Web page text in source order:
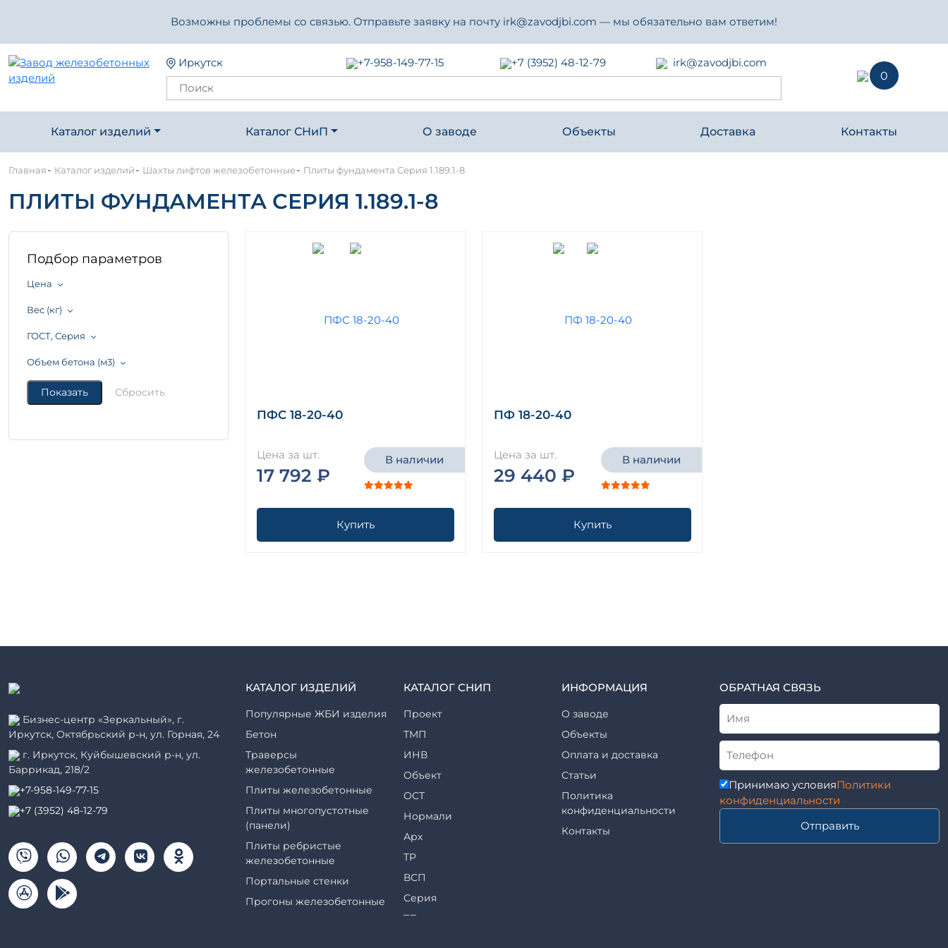
Возможны проблемы со связью. Отправьте заявку на почту irk@zavodjbi.com — мы обязательно вам ответим!
Иркутск +7-958-149-77-15 +7 (3952) 48-12-79
irk@zavodjbi.com
0
Каталог изделий Каталог СНиП О заводе Объекты Доставка Контакты
Главная- Каталог изделий- Шахты лифтов железобетонные- Плиты фундамента Серия 1.189.1-8
ПЛИТЫ ФУНДАМЕНТА СЕРИЯ 1.189.1-8
Подбор параметров
Цена
Вес (кг)
ГОСТ, Серия
Объем бетона (м3)
ПФС 18-20-40
Цена за шт.
17 792 ₽
В наличии
Купить
ПФ 18-20-40
Цена за шт.
29 440 ₽
В наличии
Купить
Бизнес-центр «Зеркальный», г.
Иркутск, Октябрьский р-н, ул. Горная, 24
г. Иркутск, Куйбышевский р-н, ул.
Баррикад, 218/2
+7-958-149-77-15
+7 (3952) 48-12-79
КАТАЛОГ ИЗДЕЛИЙ
Популярные ЖБИ изделия
Бетон
Траверсы
железобетонные
Плиты железобетонные
Плиты многопустотные
(панели)
Плиты ребристые
железобетонные
Портальные стенки
Прогоны железобетонные
КАТАЛОГ СНИП
Проект
ТМП
ИНВ
Объект
ОСТ
Нормали
Арх
ТР
ВСП
Серия
ТП
ИНФОРМАЦИЯ
О заводе
Объекты
Оплата и доставка
Статьи
Политика
конфиденциальности
Контакты
ОБРАТНАЯ СВЯЗЬ
Принимаю условияПолитики
конфиденциальности
Отправить